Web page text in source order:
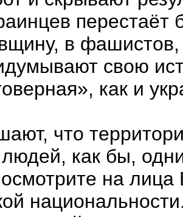
в
свою
как и
что
как бы,
на